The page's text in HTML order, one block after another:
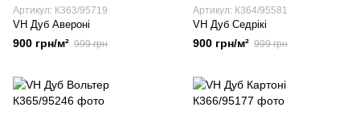
Артикул: К363/95719
VH Дуб Авероні
900 грн/м² 999 грн
Артикул: К364/95581
VH Дуб Седрікі
900 грн/м² 999 грн